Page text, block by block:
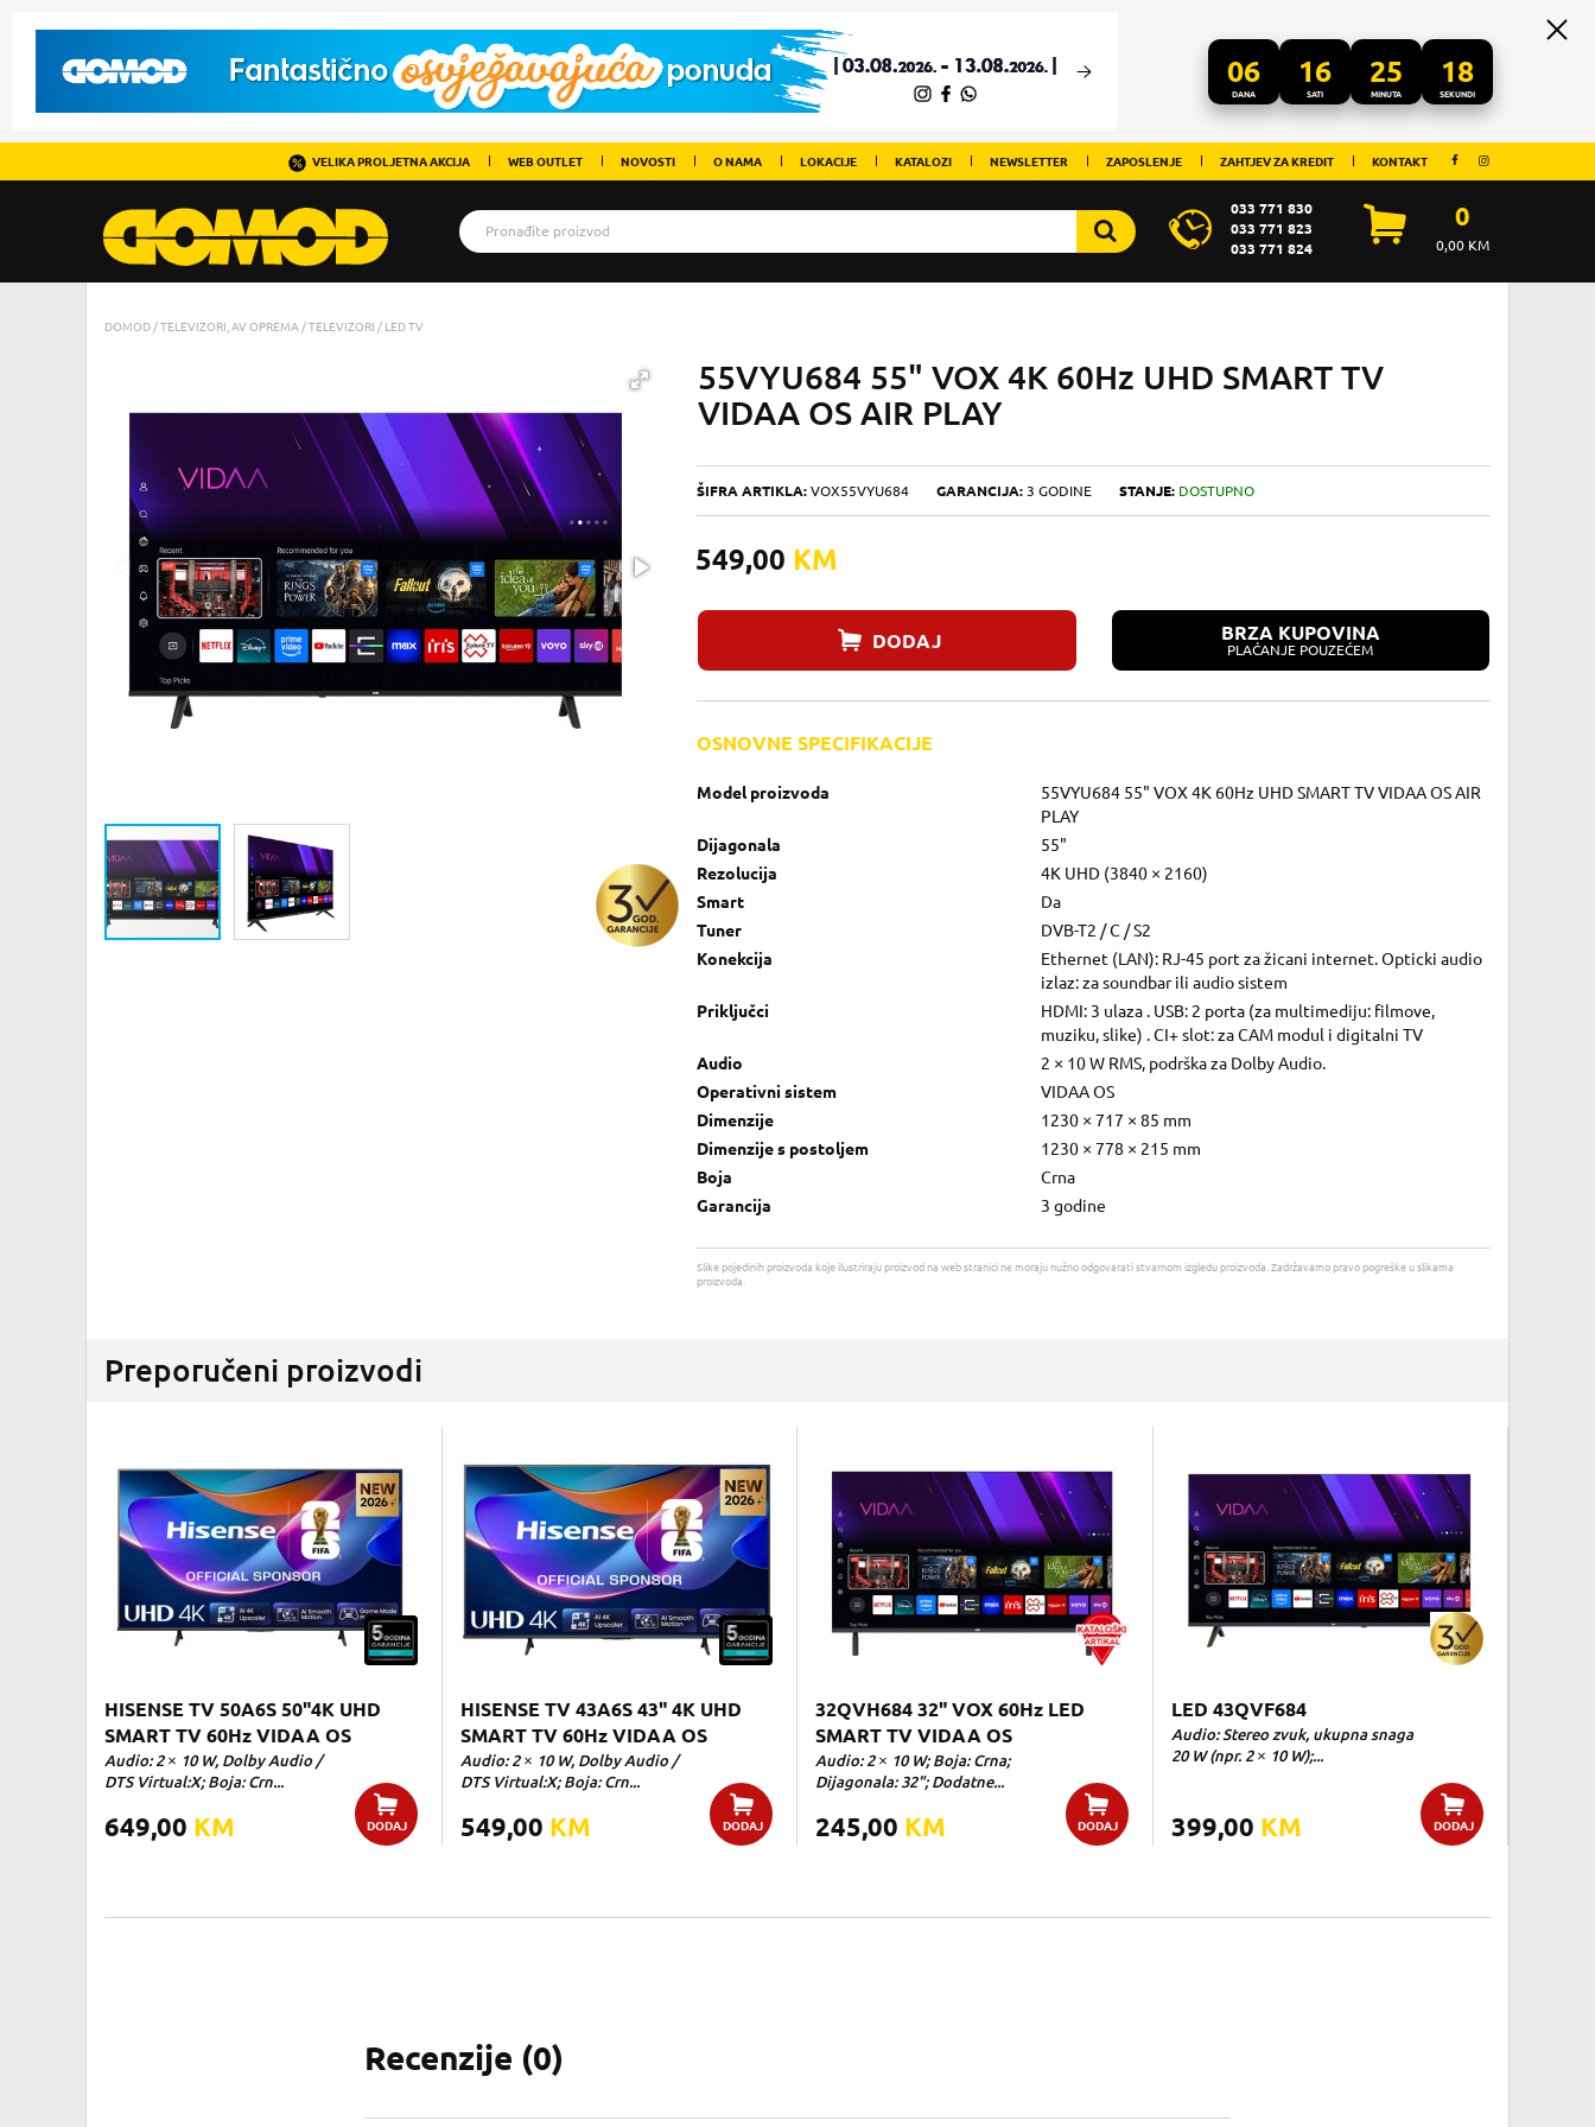
06
DANA
16
SATI
25
MINUTA
18
SEKUNDI
VELIKA PROLJETNA AKCIJA WEB OUTLET NOVOSTI O NAMA LOKACIJE KATALOZI NEWSLETTER ZAPOSLENJE ZAHTJEV ZA KREDIT KONTAKT
033 771 830
033 771 823
033 771 824
0
0,00KM
DOMOD TELEVIZORI, AV OPREMA TELEVIZORI LED TV
55VYU684 55" VOX 4K 60Hz UHD SMART TV
VIDAA OS AIR PLAY
ŠIFRA ARTIKLA: VOX55VYU684 GARANCIJA: 3 GODINE STANJE: DOSTUPNO
549,00 KM
DODAJ BRZA KUPOVINA
PLAĆANJE POUZEĆEM
OSNOVNE SPECIFIKACIJE
Model proizvoda
55VYU684 55" VOX 4K 60Hz UHD SMART TV VIDAA OS AIR
PLAY
Dijagonala
55"
Rezolucija
4K UHD (3840 × 2160)
Smart
Da
Tuner
DVB-T2 / C / S2
Konekcija
Ethernet (LAN): RJ-45 port za žicani internet. Opticki audio
izlaz: za soundbar ili audio sistem
Priključci
HDMI: 3 ulaza . USB: 2 porta (za multimediju: filmove,
muziku, slike) . CI+ slot: za CAM modul i digitalni TV
Audio
2 × 10 W RMS, podrška za Dolby Audio.
Operativni sistem
VIDAA OS
Dimenzije
1230 × 717 × 85 mm
Dimenzije s postoljem
1230 × 778 × 215 mm
Boja
Crna
Garancija
3 godine
Slike pojedinih proizvoda koje ilustriraju proizvod na web stranici ne moraju nužno odgovarati stvarnom izgledu proizvoda. Zadržavamo pravo pogreške u slikama
proizvoda.
Preporučeni proizvodi
HISENSE TV 50A6S 50"4K UHD
SMART TV 60Hz VIDAA OS
Audio: 2 × 10 W, Dolby Audio /
DTS Virtual:X; Boja: Crn...
649,00 KM DODAJ
HISENSE TV 43A6S 43" 4K UHD
SMART TV 60Hz VIDAA OS
Audio: 2 × 10 W, Dolby Audio /
DTS Virtual:X; Boja: Crn...
549,00 KM DODAJ
32QVH684 32" VOX 60Hz LED
SMART TV VIDAA OS
Audio: 2 × 10 W; Boja: Crna;
Dijagonala: 32"; Dodatne...
245,00 KM DODAJ
LED 43QVF684
Audio: Stereo zvuk, ukupna snaga
20 W (npr. 2 × 10 W);...
399,00 KM DODAJ
Recenzije (0)